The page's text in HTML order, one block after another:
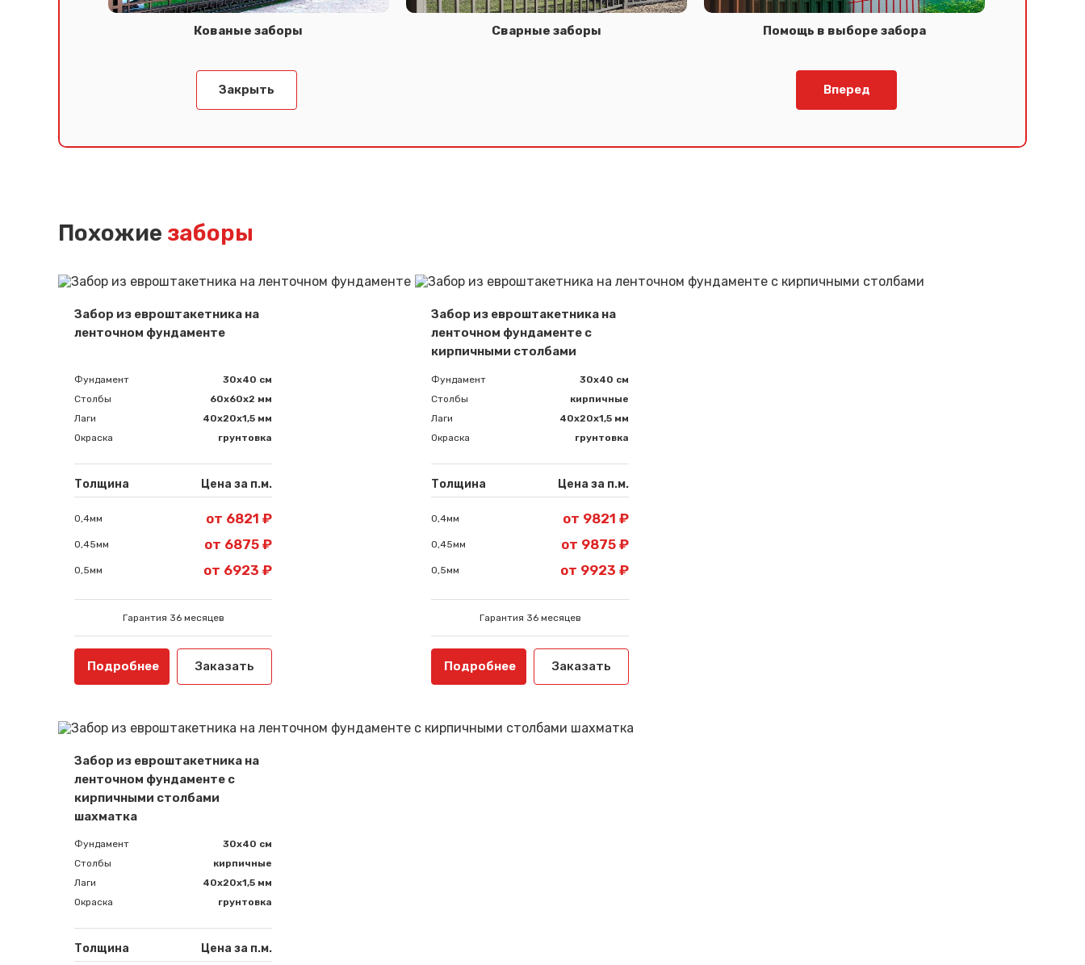
Кованые заборы Сварные заборы Помощь в выборе забора
Закрыть Вперед
Похожие заборы
Забор из евроштакетника на
ленточном фундаменте
Фундамент
30x40 см
Столбы
60х60х2 мм
Лаги
40х20х1,5 мм
Окраска
грунтовка
Толщина Цена за п.м.
0,4мм от 6821 ₽
0,45мм от 6875 ₽
0,5мм от 6923 ₽
Гарантия 36 месяцев
Подробнее Заказать
Забор из евроштакетника на
ленточном фундаменте с
кирпичными столбами
Фундамент
30x40 см
Столбы
кирпичные
Лаги
40х20х1,5 мм
Окраска
грунтовка
Толщина Цена за п.м.
0,4мм от 9821 ₽
0,45мм от 9875 ₽
0,5мм от 9923 ₽
Гарантия 36 месяцев
Подробнее Заказать
Забор из евроштакетника на
ленточном фундаменте с
кирпичными столбами
шахматка
Фундамент
30x40 см
Столбы
кирпичные
Лаги
40х20х1,5 мм
Окраска
грунтовка
Толщина Цена за п.м.
Сообщение успешно отправлено
Спасибо за обращение, наш специалист свяжется с Вами.